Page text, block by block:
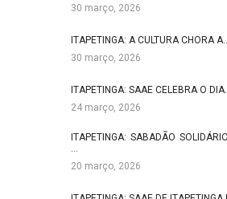
30 março, 2026
ITAPETINGA: A CULTURA CHORA
30 março, 2026
ITAPETINGA: SAAE CELEBRA O
24 março, 2026
ITAPETINGA: SABADÃO
…
20 março, 2026